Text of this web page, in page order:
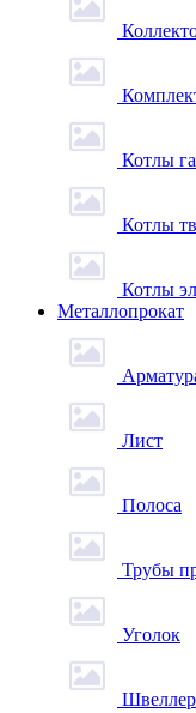
Котлы
Котлы
Котлы
Металлопрокат
Лист
Полоса
Трубы
Уголок
Швеллер